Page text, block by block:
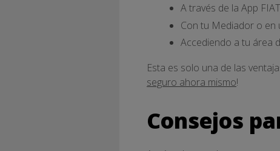
A través de la App
Con tu Mediador o en
Accediendo a tu área
Esta es solo una de las
seguro ahora mismo!
Consejos